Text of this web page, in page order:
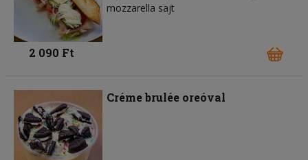
mozzarella sajt
2 090 Ft
Créme brulée oreóval